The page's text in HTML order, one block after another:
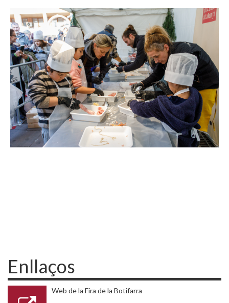
Enllaços
Web de la Fira de la Botifarra